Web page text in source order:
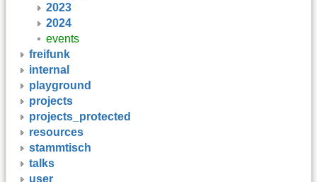
2023
2024
events
freifunk
internal
playground
projects
projects_protected
resources
stammtisch
talks
user